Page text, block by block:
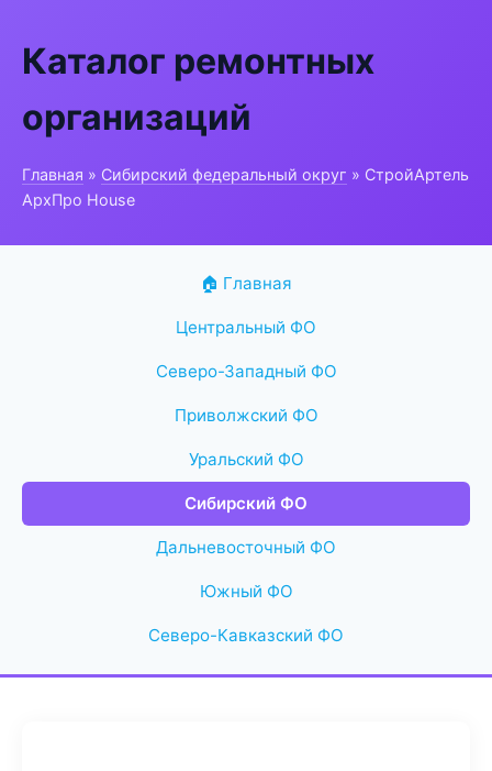
Каталог ремонтных
организаций
Главная » Сибирский федеральный округ » СтройАртель
АрхПро House
🏠 Главная
Центральный ФО
Северо-Западный ФО
Приволжский ФО
Уральский ФО
Сибирский ФО
Дальневосточный ФО
Южный ФО
Северо-Кавказский ФО